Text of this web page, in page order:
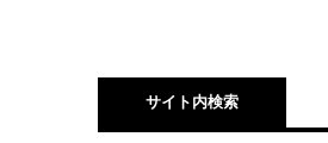
サイト内検索